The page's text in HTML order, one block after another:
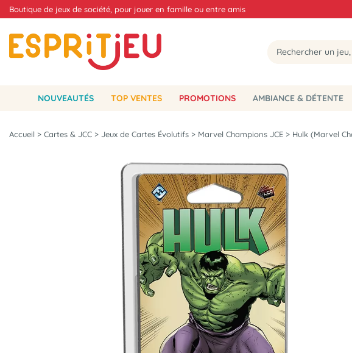
Boutique de jeux de société, pour jouer en famille ou entre amis
NOUVEAUTÉS TOP VENTES PROMOTIONS AMBIANCE & DÉTENTE
Accueil > Cartes & JCC > Jeux de Cartes Évolutifs > Marvel Champions JCE > Hulk (Marvel